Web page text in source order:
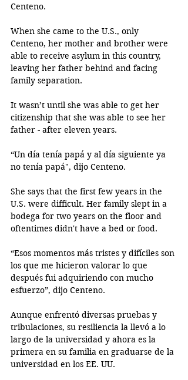
Centeno.
When she came to the U.S., only
Centeno, her mother and brother were
able to receive asylum in this country,
leaving her father behind and facing
family separation.
It wasn’t until she was able to get her
citizenship that she was able to see her
father - after eleven years.
“Un día tenía papá y al día siguiente ya
no tenía papá", dijo Centeno.
She says that the first few years in the
U.S. were difficult. Her family slept in a
bodega for two years on the floor and
oftentimes didn't have a bed or food.
“Esos momentos más tristes y difíciles son
los que me hicieron valorar lo que
después fui adquiriendo con mucho
esfuerzo”, dijo Centeno.
Aunque enfrentó diversas pruebas y
tribulaciones, su resiliencia la llevó a lo
largo de la universidad y ahora es la
primera en su familia en graduarse de la
universidad en los EE. UU.